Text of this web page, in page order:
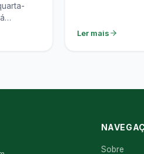
ao
Ler mais
Sobre